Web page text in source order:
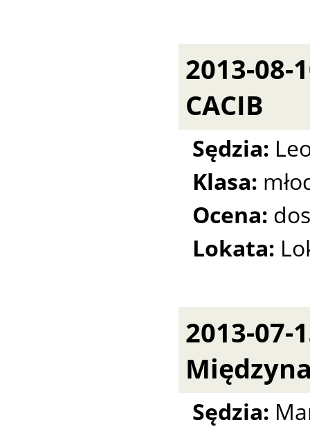
2013-
CACIB
Sędzia:
Klasa:
Ocena:
Lokata:
2013-07-
Sędzia: